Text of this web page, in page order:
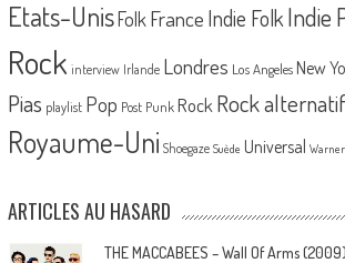
Etats-UnisFolk France Indie Folk Indie
Rock interview Irlande Londres Los Angeles New
Pias playlist Pop Post Punk Rock Rock alternatif
Royaume-Uni Shoegaze Suède Universal Warner
ARTICLES AU HASARD
THE MACCABEES – Wall Of Arms (2009)